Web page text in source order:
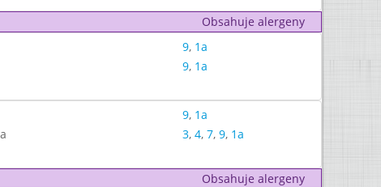
Obsahuje alergeny
9, 1a
9, 1a
9, 1a
3, 4, 7, 9, 1a
Obsahuje alergeny